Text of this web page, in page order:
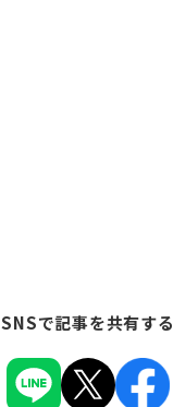
SNSで記事を共有する